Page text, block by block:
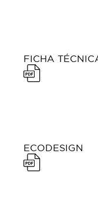
FICHA
ECODESIGN